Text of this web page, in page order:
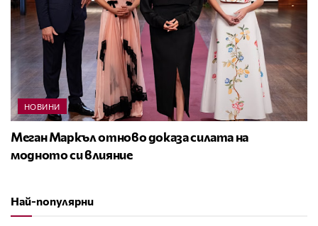
НОВИНИ
Меган Маркъл отново доказа силата на
модното си влияние
Най-популярни